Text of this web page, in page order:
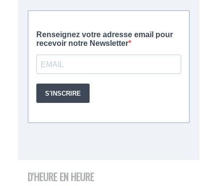
D'HEURE EN HEURE